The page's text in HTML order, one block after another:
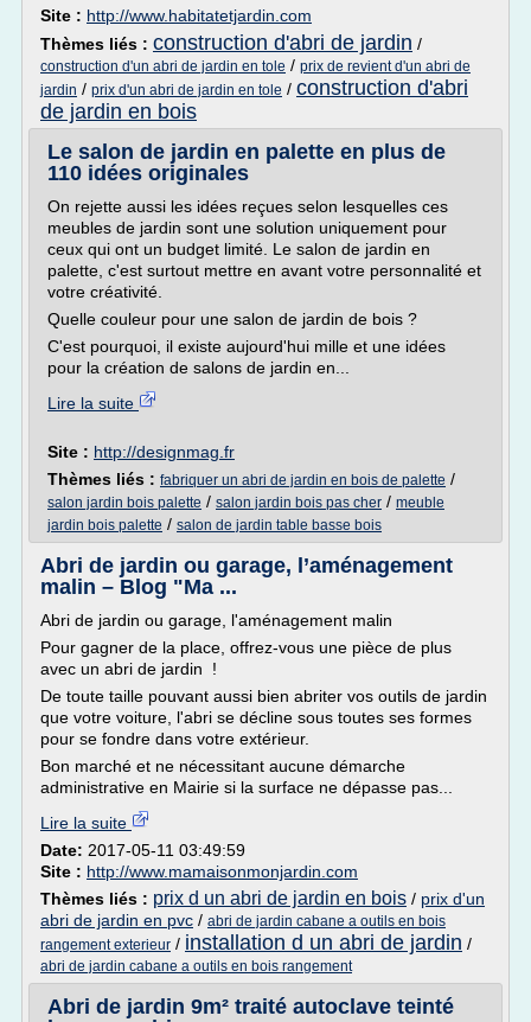
Site : http://www.habitatetjardin.com
Thèmes liés : construction d'abri de jardin /
construction d'un abri de jardin en tole / prix de revient d'un abri de
jardin / prix d'un abri de jardin en tole / construction d'abri
de jardin en bois
Le salon de jardin en palette en plus de
110 idées originales
On rejette aussi les idées reçues selon lesquelles ces
meubles de jardin sont une solution uniquement pour
ceux qui ont un budget limité. Le salon de jardin en
palette, c'est surtout mettre en avant votre personnalité et
votre créativité.
Quelle couleur pour une salon de jardin de bois ?
C'est pourquoi, il existe aujourd'hui mille et une idées
pour la création de salons de jardin en...
Lire la suite
Site : http://designmag.fr
Thèmes liés : fabriquer un abri de jardin en bois de palette /
salon jardin bois palette / salon jardin bois pas cher / meuble
jardin bois palette / salon de jardin table basse bois
Abri de jardin ou garage, l’aménagement
malin – Blog "Ma ...
Abri de jardin ou garage, l'aménagement malin
Pour gagner de la place, offrez-vous une pièce de plus
avec un abri de jardin !
De toute taille pouvant aussi bien abriter vos outils de jardin
que votre voiture, l'abri se décline sous toutes ses formes
pour se fondre dans votre extérieur.
Bon marché et ne nécessitant aucune démarche
administrative en Mairie si la surface ne dépasse pas...
Lire la suite
Date: 2017-05-11 03:49:59
Site : http://www.mamaisonmonjardin.com
Thèmes liés : prix d un abri de jardin en bois / prix d'un
abri de jardin en pvc / abri de jardin cabane a outils en bois
rangement exterieur / installation d un abri de jardin /
abri de jardin cabane a outils en bois rangement
Abri de jardin 9m² traité autoclave teinté